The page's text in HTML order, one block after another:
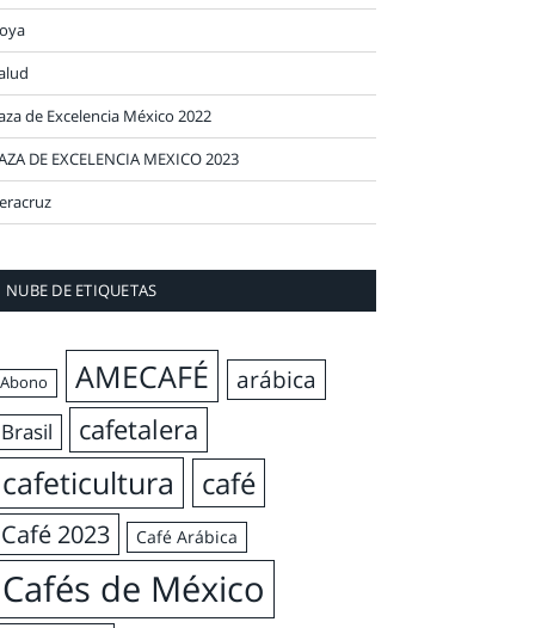
de Excelencia México 2022
DE EXCELENCIA MEXICO 2023
NUBE DE ETIQUETAS
Abono AMECAFÉ arábica
Brasil cafetalera
cafeticultura café
Café 2023 Café Arábica
Cafés de México